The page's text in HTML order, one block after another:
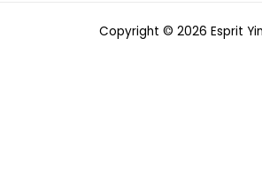
Copyright © 2026 Esprit